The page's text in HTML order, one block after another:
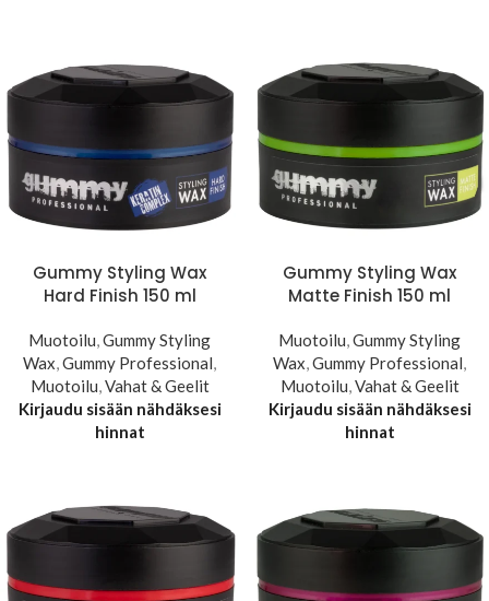
Gummy Styling Wax
Hard Finish 150 ml
Muotoilu,Gummy Styling
Wax,Gummy Professional,
Muotoilu,Vahat & Geelit
Kirjaudu sisään nähdäksesi
hinnat
Gummy Styling Wax
Matte Finish 150 ml
Muotoilu,Gummy Styling
Wax,Gummy Professional,
Muotoilu,Vahat & Geelit
Kirjaudu sisään nähdäksesi
hinnat